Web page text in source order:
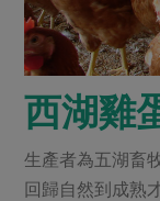
西湖雞
生產者為五湖畜
回歸自然到成熟